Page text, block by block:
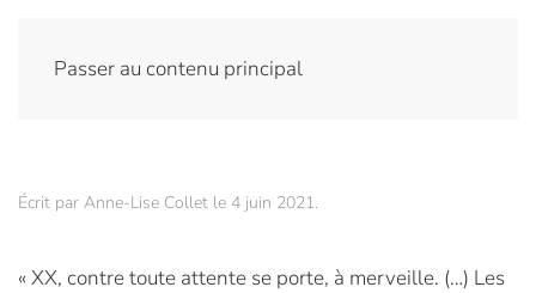
Passer au contenu principal
Écrit par Anne-Lise Collet le 4 juin 2021.
« XX, contre toute attente se porte, à merveille. (…) Les